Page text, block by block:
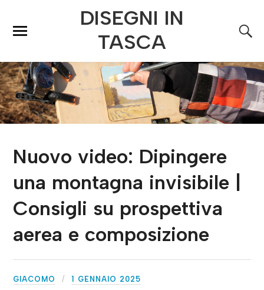
DISEGNI IN
TASCA
Nuovo video: Dipingere
una montagna invisibile |
Consigli su prospettiva
aerea e composizione
GIACOMO 1 GENNAIO 2025